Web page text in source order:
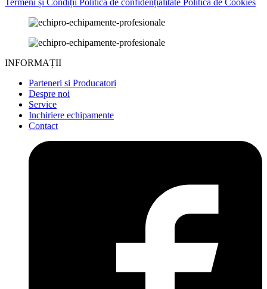
Termeni și Condiții Politica de confidențialitate Politica de Cookies
INFORMAȚII
Parteneri si Producatori
Despre noi
Service
Inchiriere echipamente
Contact